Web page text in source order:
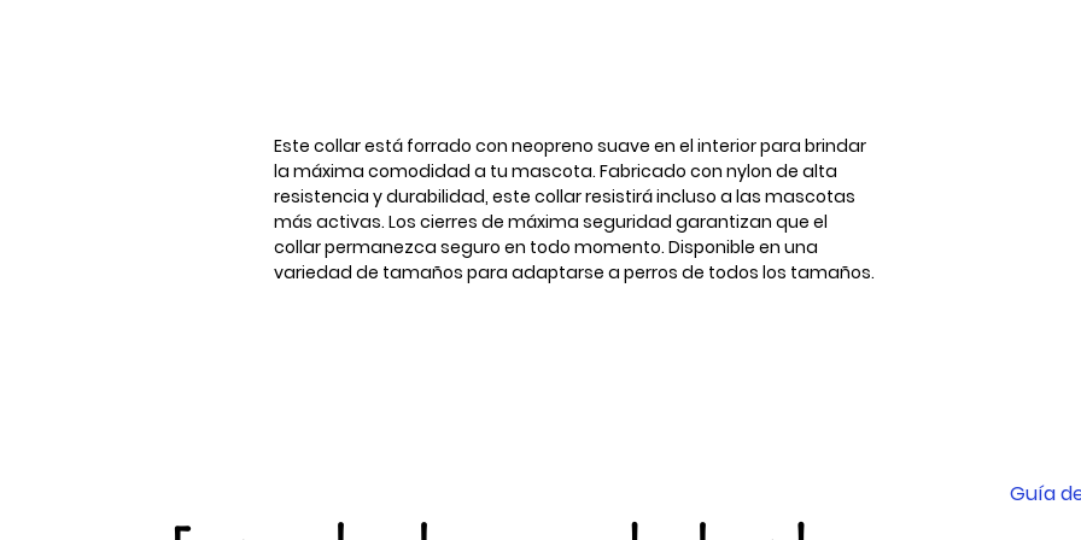
Este collar está forrado con neopreno suave en el interior para brindar
la máxima comodidad a tu mascota. Fabricado con nylon de alta
resistencia y durabilidad, este collar resistirá incluso a las mascotas
más activas. Los cierres de máxima seguridad garantizan que el
collar permanezca seguro en todo momento. Disponible en una
variedad de tamaños para adaptarse a perros de todos los tamaños.
Guía